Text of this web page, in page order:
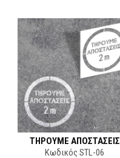
ΤΗΡΟΥΜΕ ΑΠΟΣΤΑΣΕΙΣ
Κωδικός STL-06